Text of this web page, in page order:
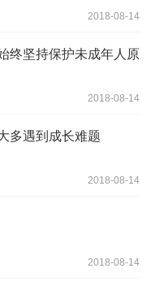
2018-08-14
终坚持保护未成年人原
2018-08-14
多遇到成长难题
2018-08-14
2018-08-14